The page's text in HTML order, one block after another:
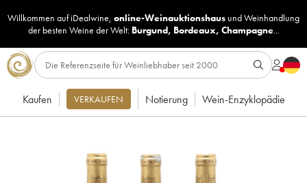
Willkommen auf iDealwine, online-Weinauktionshaus undWeinhandlung
der besten Weine der Welt: Burgund, Bordeaux, Champagne...
Kaufen VERKAUFEN Notierung Wein-Enzyklopädie